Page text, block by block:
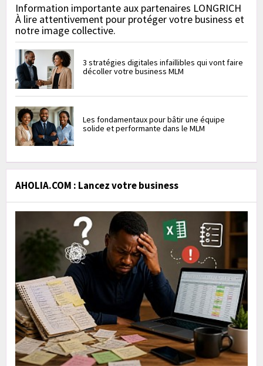
Information importante aux partenaires LONGRICH
À lire attentivement pour protéger votre business et
notre image collective.
3 stratégies digitales infaillibles qui vont faire
décoller votre business MLM
Les fondamentaux pour bâtir une équipe
solide et performante dans le MLM
AHOLIA.COM : Lancez votre business